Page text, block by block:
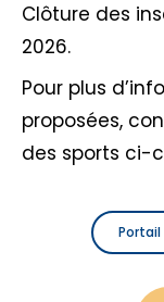
Clôture des
2026.
Pour plus
proposées,
des sports ci-